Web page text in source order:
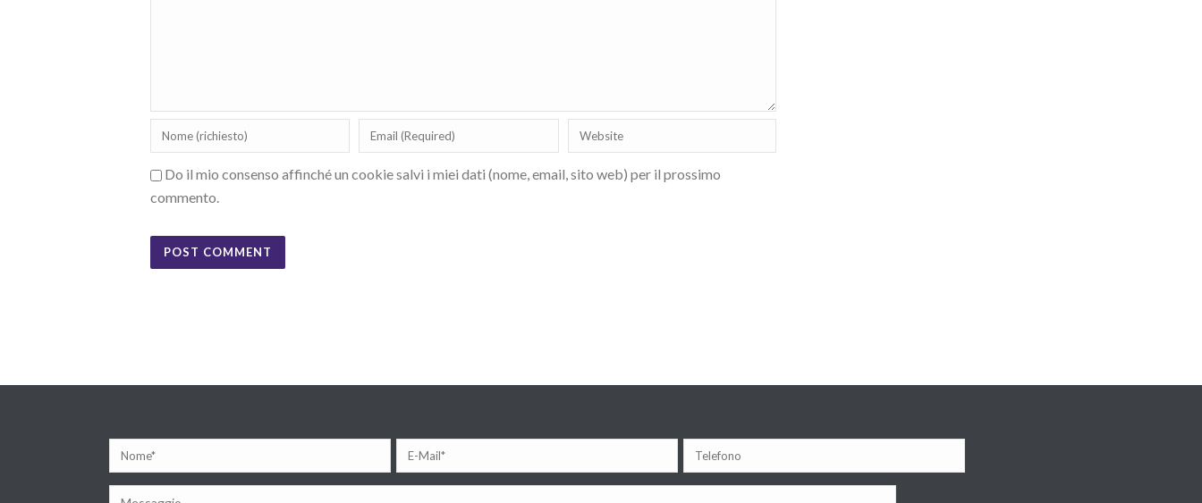
Do il mio consenso affinché un cookie salvi i miei dati (nome, email, sito web) per il prossimo
commento.